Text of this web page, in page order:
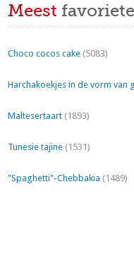
Meest
Choco cocos cake (5083)
Harchakoekjes in de vorm van
Maltesertaart (1893)
Tunesie tajine (1531)
"Spaghetti"-Chebbakia (1489)